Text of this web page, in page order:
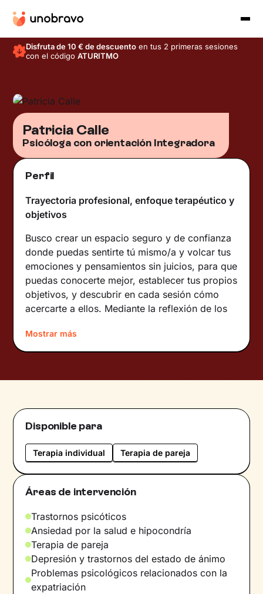
Disfruta de 10 € de descuento en tus 2 primeras sesiones
con el códigoATURITMO
Patricia Calle
Psicóloga con orientación Integradora
Perfil
Trayectoria profesional, enfoque terapéutico y
objetivos
Busco crear un espacio seguro y de confianza
donde puedas sentirte tú mismo/a y volcar tus
emociones y pensamientos sin juicios, para que
puedas conocerte mejor, establecer tus propios
objetivos, y descubrir en cada sesión cómo
acercarte a ellos. Mediante la reflexión de los
cómo se aprendieron, adentrarse en qué
emociones sentimos, desde cuándo están ahí,
tu autoconocimiento y descubrir qué es valioso
tus emociones y procesos de cambio.
Sobre mí
Como terapeuta, presento un enfoque
Arteterapia.. para combinar diferentes
herramientas y ajustarme a la persona según
sus intereses y necesidades.
Idiomas
Español.
Mostrar más
Disponible para
Terapia individual Terapia de pareja
Áreas de intervención
Trastornos psicóticos
Ansiedad por la salud e hipocondría
Terapia de pareja
Depresión y trastornos del estado de ánimo
Problemas psicológicos relacionados con la
expatriación